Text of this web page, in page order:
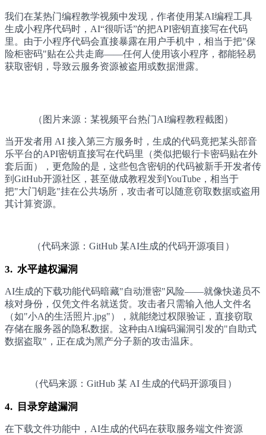
我们在某热门编程教学视频中发现，作者使用某AI编程工具
生成小程序代码时，AI“很听话”的把API密钥直接写在代码
里。由于小程序代码会直接暴露在用户手机中，相当于把"保
险柜密码"贴在公共走廊——任何人使用该小程序，都能轻易
获取密钥，导致云服务资源被盗用或数据泄露。
（图片来源：某视频平台热门AI编程教程截图）
当开发者用 AI 接入第三方服务时，生成的代码竟把某头部音
乐平台的API密钥直接写在代码里（类似把银行卡密码贴在外
套后面），更危险的是，这些包含密钥的代码被新手开发者传
到GitHub开源社区，甚至做成教程发到YouTube，相当于
把"大门钥匙"挂在公共场所，攻击者可以随意窃取数据或盗用
其计算资源。
（代码来源：GitHub 某AI生成的代码开源项目）
3. 水平越权漏洞
AI生成的下载功能代码暗藏"自动泄密"风险——就像快递员不
核对身份，仅凭文件名就送货。攻击者只需输入他人文件名
（如"小A的生活照片.jpg"），就能绕过权限验证，直接窃取
存储在服务器的隐私数据。这种由AI编码漏洞引发的"自助式
数据盗取"，正在成为黑产分子新的攻击温床。
（代码来源：GitHub 某 AI 生成的代码开源项目）
4. 目录穿越漏洞
在下载文件功能中，AI生成的代码在获取服务端文件资源